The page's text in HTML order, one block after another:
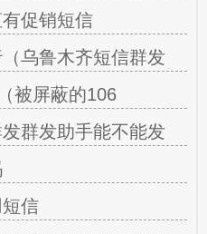
促销短信
乌鲁木齐短信群发
被屏蔽的106
群发助手能不能发
信